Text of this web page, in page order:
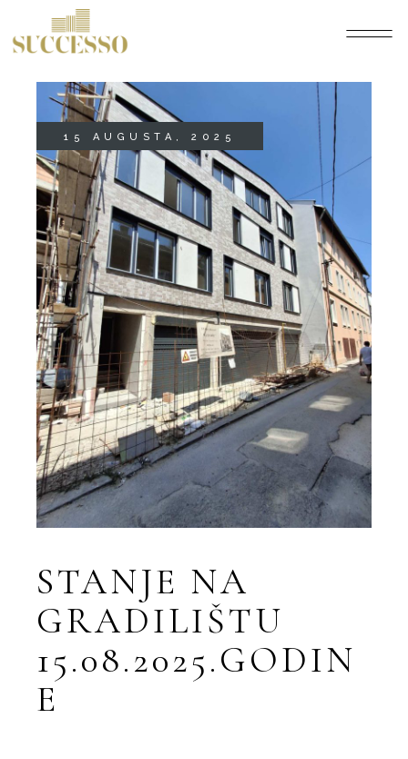
15 AUGUSTA, 2025
STANJE NA
GRADILIŠTU
15.08.2025.GODIN
E